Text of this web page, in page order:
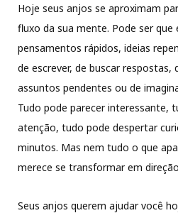
Hoje seus anjos se aproximam
fluxo da sua mente. Pode ser que
pensamentos rápidos, ideias
de escrever, de buscar respostas,
assuntos pendentes ou de
Tudo pode parecer interessante,
atenção, tudo pode despertar
minutos. Mas nem tudo o que
merece se transformar em
Seus anjos querem ajudar você